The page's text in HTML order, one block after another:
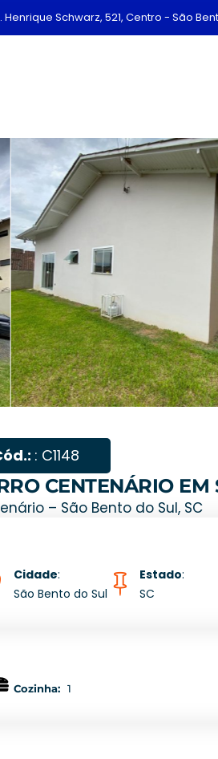
Henrique Schwarz, 521, Centro - São
: C1148
CENTENÁRIO EM
– São Bento do Sul, SC
Cidade:
São Bento do Sul
Estado:
SC
Cozinha: 1